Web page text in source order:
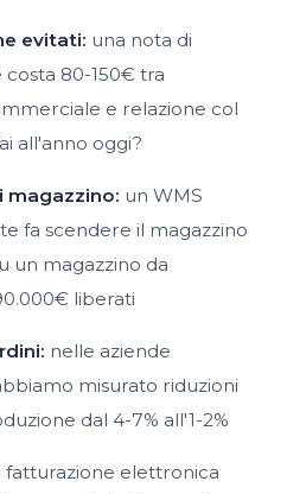
evitati: una nota di
80-150€ tra
e relazione col
all'anno oggi?
magazzino: un WMS
fa scendere il magazzino
un magazzino da
liberati
nelle aziende
misurato riduzioni
dal 4-7% all'1-2%
fatturazione elettronica